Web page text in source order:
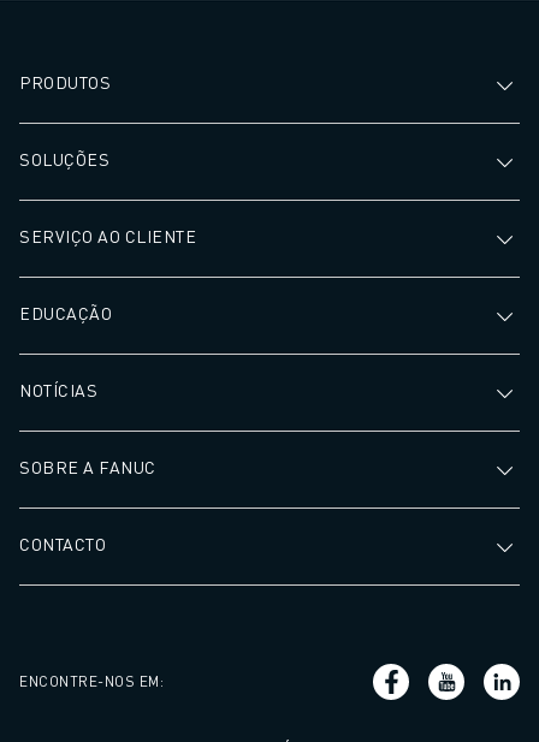
PRODUTOS
SOLUÇÕES
SERVIÇO AO CLIENTE
EDUCAÇÃO
NOTÍCIAS
SOBRE A FANUC
CONTACTO
ENCONTRE-NOS EM :